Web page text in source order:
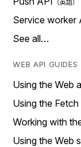
Service worker
See all…
WEB API GUIDES
Using the Web
Using the
Working with
Using the Web